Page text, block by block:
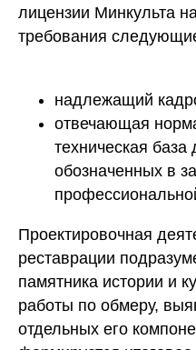
лицензии Минкульта
требования
надлежащий
отвечающая
техническая
обозначенных в
Проектировочная
реставрации
памятника истории и
работы по обмеру,
отдельных его